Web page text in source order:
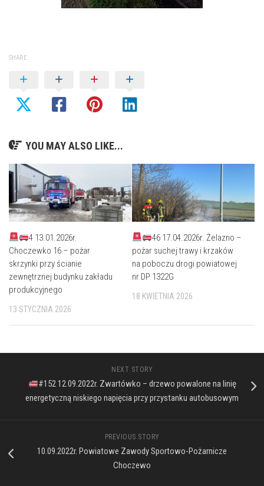
SHARE
YOU MAY ALSO LIKE...
4 13.01.2026r.
Choczewko 16 – pożar
skrzynki przy ścianie
zewnętrznej budynku zakładu
produkcyjnego
13 STYCZNIA 2026
46 17.04.2026r. Żelazno –
pożar suchej trawy i krzaków
na poboczu drogi powiatowej
nr DP 1322G
18 KWIETNIA 2026
NEXT STORY
#152 12.09.2022r. Zwartówko – drzewo powalone na linię
energetyczną niskiego napięcia przy przystanku autobusowym
PREVIOUS STORY
10.09.2022r. Powiatowe Zawody Sportowo-Pożarnicze
Choczewo